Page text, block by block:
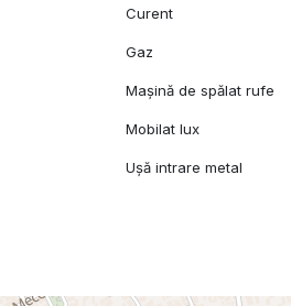
Curent
Gaz
Mașină de spălat rufe
Mobilat lux
Ușă intrare metal